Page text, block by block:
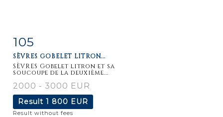
Item detail
105
SÈVRES GOBELET LITRON...
SÈVRES Gobelet litron et sa
soucoupe de la deuxième...
2000 - 3000 EUR
Result 1 800 EUR
Result without fees